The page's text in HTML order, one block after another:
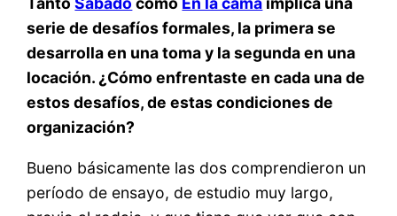
serie de desafíos formales, la primera se
desarrolla en una toma y la segunda en una
locación. ¿Cómo enfrentaste en cada una de
estos desafíos, de estas condiciones de
organización?
Bueno básicamente las dos comprendieron un
período de ensayo, de estudio muy largo,